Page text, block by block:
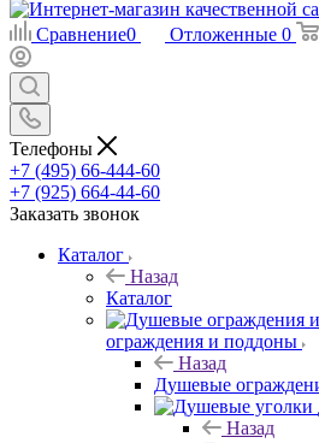
Сравнение0 Отложенные 0
Телефоны
+7 (495) 66-444-60
+7 (925) 664-44-60
Заказать звонок
Каталог
Назад
Каталог
ограждения и поддоны
Назад
Душевые
Назад